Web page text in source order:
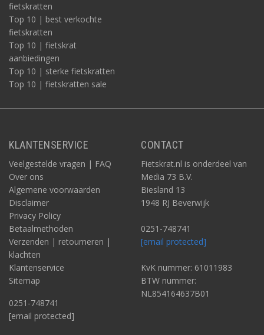
fietskratten
Top 10 | best verkochte
fietskratten
Top 10 | fietskrat
aanbiedingen
Top 10 | sterke fietskratten
Top 10 | fietskratten sale
KLANTENSERVICE
Veelgestelde vragen | FAQ
Over ons
Algemene voorwaarden
Disclaimer
Privacy Policy
Betaalmethoden
Verzenden | retourneren |
klachten
Klantenservice
Sitemap
0251-748741
[email protected]
CONTACT
Fietskrat.nl is onderdeel van
Media 73 B.V.
Biesland 13
1948 RJ Beverwijk
0251-748741
[email protected]
KvK nummer: 61011983
BTW nummer:
NL854164637B01